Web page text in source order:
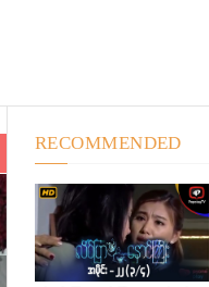
RECOMMENDED